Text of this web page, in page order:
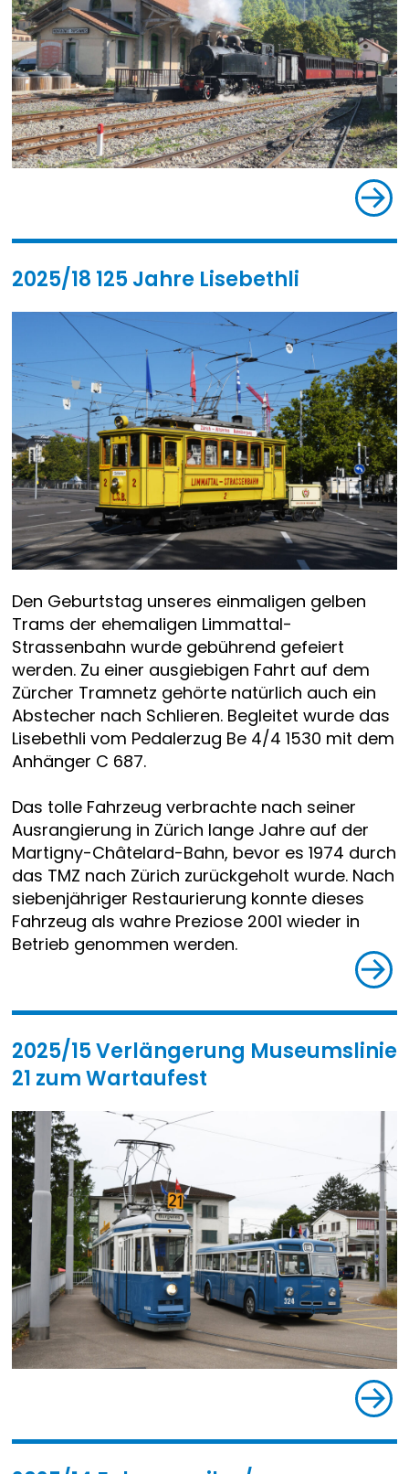
2025/18 125 Jahre Lisebethli
Den Geburtstag unseres einmaligen gelben
Trams der ehemaligen Limmattal-
Strassenbahn wurde gebührend gefeiert
werden. Zu einer ausgiebigen Fahrt auf dem
Zürcher Tramnetz gehörte natürlich auch ein
Abstecher nach Schlieren. Begleitet wurde das
Lisebethli vom Pedalerzug Be 4/4 1530 mit dem
Anhänger C 687.
Das tolle Fahrzeug verbrachte nach seiner
Ausrangierung in Zürich lange Jahre auf der
Martigny-Châtelard-Bahn, bevor es 1974 durch
das TMZ nach Zürich zurückgeholt wurde. Nach
siebenjähriger Restaurierung konnte dieses
Fahrzeug als wahre Preziose 2001 wieder in
Betrieb genommen werden.
2025/15 Verlängerung Museumslinie
21 zum Wartaufest